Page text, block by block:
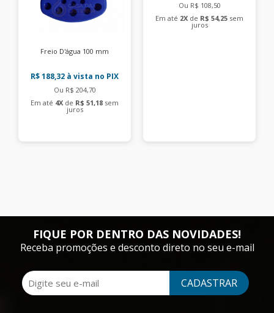
Freio D'água 100 mm
R$ 188,32 à vista no PIX
Ou R$ 204,70
Em até 4X de R$ 51,18 sem
juros
Ou R$ 108,50
Em até 2X de R$ 54,25 sem
juros
FIQUE POR DENTRO DAS NOVIDADES!
Receba promoções e desconto direto no seu e-mail
CADASTRAR